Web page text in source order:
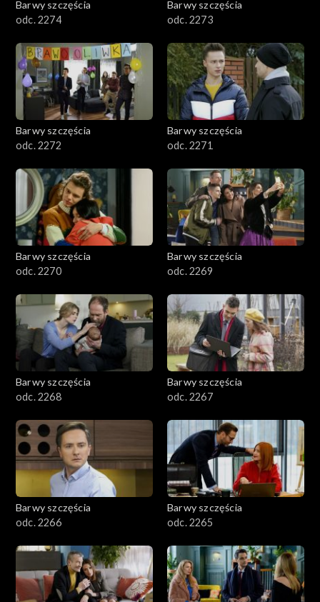
Barwy szczęścia
odc. 2274
Barwy szczęścia
odc. 2273
Barwy szczęścia
odc. 2272
Barwy szczęścia
odc. 2271
Barwy szczęścia
odc. 2270
Barwy szczęścia
odc. 2269
Barwy szczęścia
odc. 2268
Barwy szczęścia
odc. 2267
Barwy szczęścia
odc. 2266
Barwy szczęścia
odc. 2265